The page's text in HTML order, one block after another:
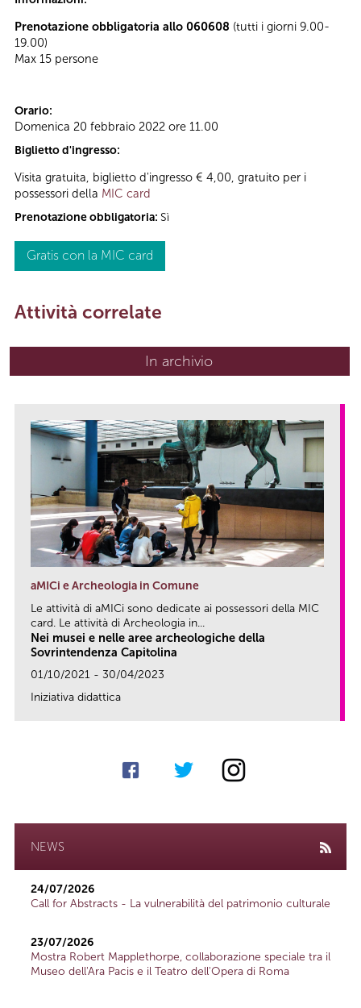
Prenotazione obbligatoria allo 060608 (tutti i giorni 9.00-
19.00)
Max 15 persone
Orario:
Domenica 20 febbraio 2022 ore 11.00
Biglietto d'ingresso:
Visita gratuita, biglietto d'ingresso € 4,00, gratuito per i
possessori della MIC card
Prenotazione obbligatoria: Sì
Gratis con la MIC card
Attività correlate
In archivio
aMICi e Archeologia in Comune
Le attività di aMICi sono dedicate ai possessori della MIC
card. Le attività di Archeologia in...
Nei musei e nelle aree archeologiche della
Sovrintendenza Capitolina
01/10/2021 - 30/04/2023
Iniziativa didattica
NEWS
24/07/2026
Call for Abstracts - La vulnerabilità del patrimonio culturale
23/07/2026
Mostra Robert Mapplethorpe, collaborazione speciale tra il
Museo dell'Ara Pacis e il Teatro dell'Opera di Roma